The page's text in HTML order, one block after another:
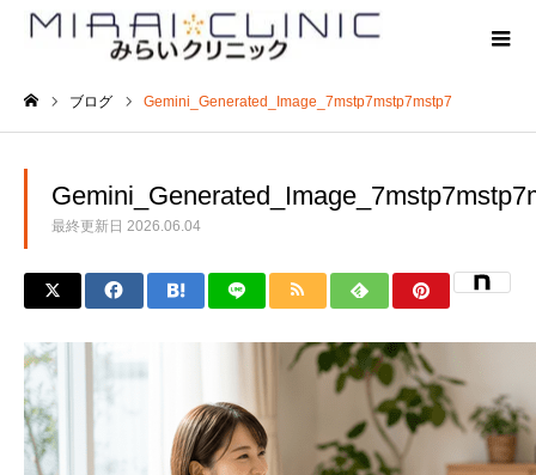
ブログ Gemini_Generated_Image_7mstp7mstp7mstp7
最終更新日 2026.06.04